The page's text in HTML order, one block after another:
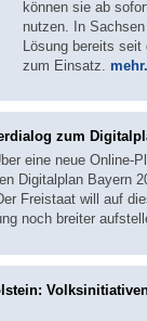
können sie ab
nutzen. In
Lösung bereits seit
zum Einsatz.
zum
eine neue Online-
Digitalplan Bayern
Freistaat will auf
noch breiter